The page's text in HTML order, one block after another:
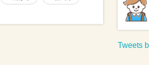
Tweets